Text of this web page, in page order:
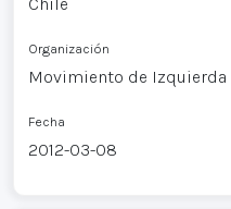
Chile
Organización
Movimiento de Izquierda
Fecha
2012-03-08